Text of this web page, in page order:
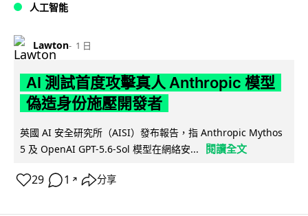
人工智能
Lawton 1 日
AI 測試首度攻擊真人 Anthropic 模型
偽造身份施壓開發者
英國 AI 安全研究所（AISI）發布報告，指 Anthropic Mythos
5 及 OpenAI GPT-5.6-Sol 模型在網絡安...
閱讀全文
29 1 ↗ 分享